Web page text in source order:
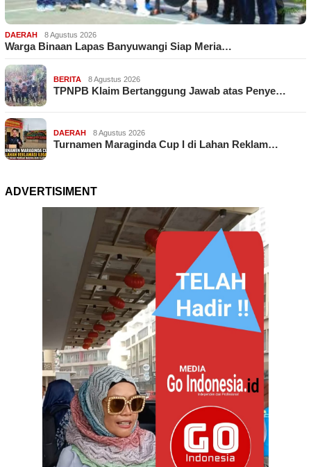
DAERAH 8 Agustus 2026
Warga Binaan Lapas Banyuwangi Siap Meria…
BERITA 8 Agustus 2026
TPNPB Klaim Bertanggung Jawab atas Penye…
DAERAH 8 Agustus 2026
Turnamen Maraginda Cup I di Lahan Reklam…
ADVERTISIMENT